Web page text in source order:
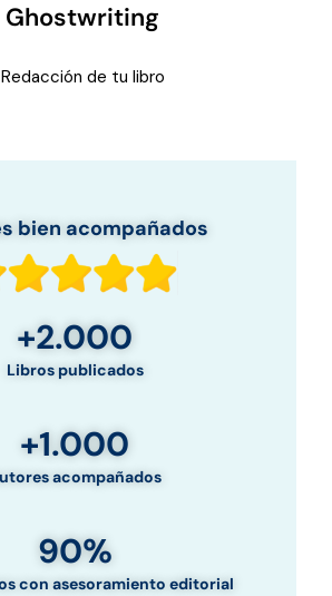
Ghostwriting
Redacción de tu libro
bien acompañados
+2.000
Libros publicados
+1.000
acompañados
90%
con asesoramiento editorial